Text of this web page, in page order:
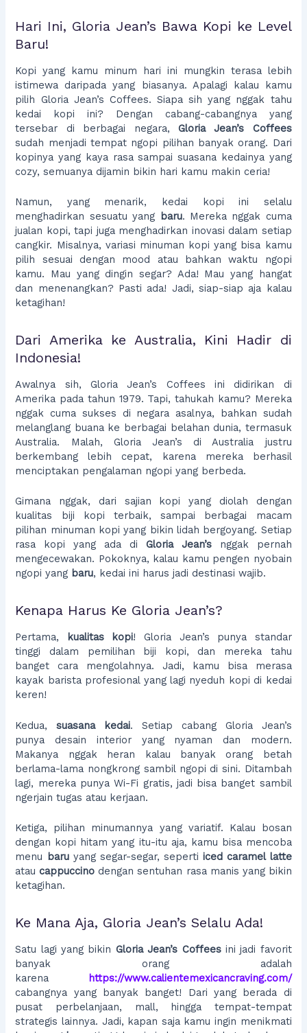
Hari Ini, Gloria Jean’s Bawa Kopi ke Level
Baru!
Kopi yang kamu minum hari ini mungkin terasa lebih
istimewa daripada yang biasanya. Apalagi kalau kamu
pilih Gloria Jean’s Coffees. Siapa sih yang nggak tahu
kedai kopi ini? Dengan cabang-cabangnya yang
tersebar di berbagai negara, Gloria Jean’s Coffees
sudah menjadi tempat ngopi pilihan banyak orang. Dari
kopinya yang kaya rasa sampai suasana kedainya yang
cozy, semuanya dijamin bikin hari kamu makin ceria!
Namun, yang menarik, kedai kopi ini selalu
menghadirkan sesuatu yang baru. Mereka nggak cuma
jualan kopi, tapi juga menghadirkan inovasi dalam setiap
cangkir. Misalnya, variasi minuman kopi yang bisa kamu
pilih sesuai dengan mood atau bahkan waktu ngopi
kamu. Mau yang dingin segar? Ada! Mau yang hangat
dan menenangkan? Pasti ada! Jadi, siap-siap aja kalau
ketagihan!
Dari Amerika ke Australia, Kini Hadir di
Indonesia!
Awalnya sih, Gloria Jean’s Coffees ini didirikan di
Amerika pada tahun 1979. Tapi, tahukah kamu? Mereka
nggak cuma sukses di negara asalnya, bahkan sudah
melanglang buana ke berbagai belahan dunia, termasuk
Australia. Malah, Gloria Jean’s di Australia justru
berkembang lebih cepat, karena mereka berhasil
menciptakan pengalaman ngopi yang berbeda.
Gimana nggak, dari sajian kopi yang diolah dengan
kualitas biji kopi terbaik, sampai berbagai macam
pilihan minuman kopi yang bikin lidah bergoyang. Setiap
rasa kopi yang ada di Gloria Jean’snggak pernah
mengecewakan. Pokoknya, kalau kamu pengen nyobain
ngopi yang baru, kedai ini harus jadi destinasi wajib.
Kenapa Harus Ke Gloria Jean’s?
Pertama, kualitas kopi! Gloria Jean’s punya standar
tinggi dalam pemilihan biji kopi, dan mereka tahu
banget cara mengolahnya. Jadi, kamu bisa merasa
kayak barista profesional yang lagi nyeduh kopi di kedai
keren!
Kedua,suasana kedai. Setiap cabang Gloria Jean’s
punya desain interior yang nyaman dan modern.
Makanya nggak heran kalau banyak orang betah
berlama-lama nongkrong sambil ngopi di sini. Ditambah
lagi, mereka punya Wi-Fi gratis, jadi bisa banget sambil
ngerjain tugas atau kerjaan.
Ketiga, pilihan minumannya yang variatif. Kalau bosan
dengan kopi hitam yang itu-itu aja, kamu bisa mencoba
menu baruyang segar-segar, sepertiiced caramel latte
ataucappuccino dengan sentuhan rasa manis yang bikin
ketagihan.
Ke Mana Aja, Gloria Jean’s Selalu Ada!
Satu lagi yang bikin Gloria Jean’s Coffeesini jadi favorit
banyak orang adalah
karena
https://www.calientemexicancraving.com/
cabangnya yang banyak banget! Dari yang berada di
pusat perbelanjaan, mall, hingga tempat-tempat
strategis lainnya. Jadi, kapan saja kamu ingin menikmati